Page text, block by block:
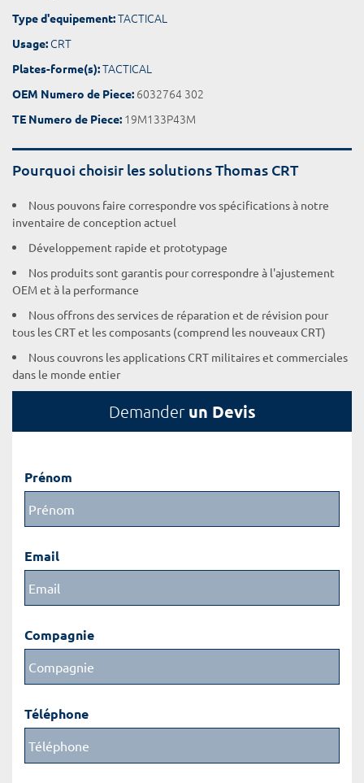
Type d'equipement:TACTICAL
Usage: CRT
Plates-forme(s):TACTICAL
OEM Numero de Piece: 6032764 302
TE Numero de Piece: 19M133P43M
Pourquoi choisir les solutions Thomas CRT
Nous pouvons faire correspondre vos spécifications à notre
inventaire de conception actuel
Développement rapide et prototypage
Nos produits sont garantis pour correspondre à l'ajustement
OEM et à la performance
Nous offrons des services de réparation et de révision pour
tous les CRT et les composants (comprend les nouveaux CRT)
Nous couvrons les applications CRT militaires et commerciales
dans le monde entier
Demander un Devis
Prénom
Email
Compagnie
Téléphone